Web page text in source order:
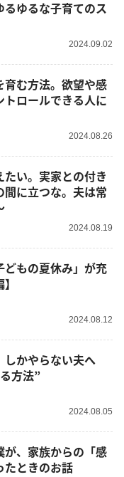
ゆるな子育てのス
2024.09.02
む方法。欲望や感
ロールできる人に
2024.08.26
たい。実家との付き
に立つな。夫は常
2024.08.19
どもの夏休み」が充
2024.08.12
しかやらない夫へ
方法”
2024.08.05
が、家族からの「感
たときのお話